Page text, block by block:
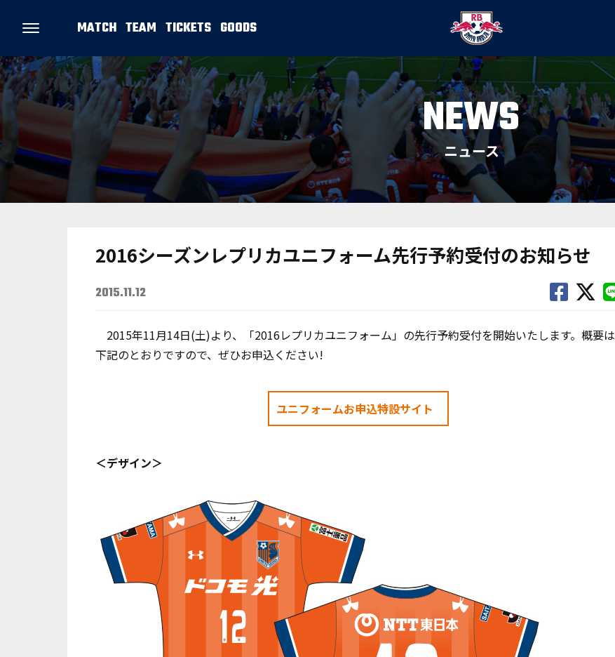
MATCH TEAM TICKETS GOODS
NEWS
ニュース
2016シーズンレプリカユニフォーム先行予約受付のお知らせ
2015.11.12
2015年11月14日(土)より、「2016レプリカユニフォーム」の先行予約受付を開始いたします。概要は
下記のとおりですので、ぜひお申込ください!
ユニフォームお申込特設サイト
＜デザイン＞